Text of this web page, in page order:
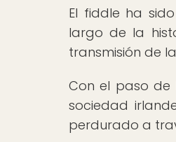
El fiddle ha
largo de la
transmisión de
Con el paso
sociedad
perdurado a